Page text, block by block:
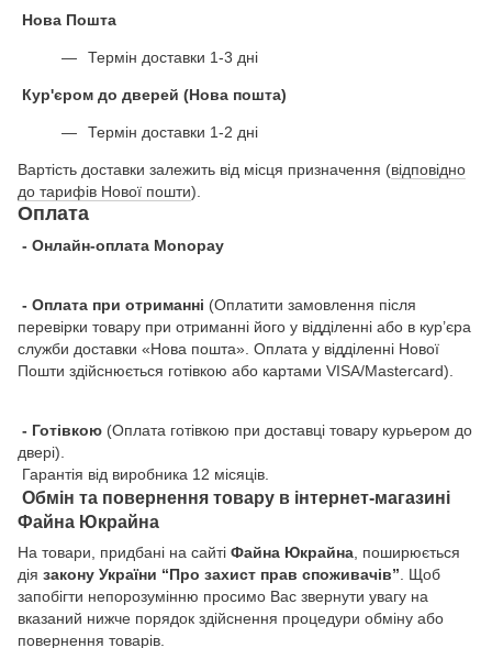
Нова Пошта
Термін доставки 1-3 дні
Кур'єром до дверей (Нова пошта)
Термін доставки 1-2 дні
Вартість доставки залежить від місця призначення (відповідно
до тарифів Нової пошти).
Оплата
- Онлайн-оплата Monopay
- Оплата при отриманні (Оплатити замовлення після
перевірки товару при отриманні його у відділенні або в кур’єра
служби доставки «Нова пошта». Оплата у відділенні Нової
Пошти здійснюється готівкою або картами VISA/Mastercard).
- Готівкою (Оплата готівкою при доставці товару курьером до
двері).
Гарантія від виробника 12 місяців.
Обмін та повернення товару в інтернет-магазині
Файна Юкрайна
На товари, придбані на сайті Файна Юкрайна , поширюється
дія закону України “Про захист прав споживачів” . Щоб
запобігти непорозумінню просимо Вас звернути увагу на
вказаний нижче порядок здійснення процедури обміну або
повернення товарів.